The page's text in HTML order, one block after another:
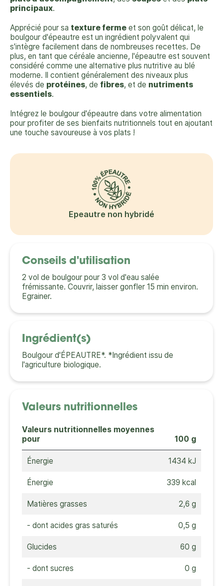
principaux.
Apprécié pour sa texture ferme et son goût délicat, le
boulgour d'épeautre est un ingrédient polyvalent qui
s'intègre facilement dans de nombreuses recettes. De
plus, en tant que céréale ancienne, l'épeautre est souvent
considéré comme une alternative plus nutritive au blé
moderne. Il contient généralement des niveaux plus
élevés de protéines, de fibres, et de nutriments
essentiels.
Intégrez le boulgour d'épeautre dans votre alimentation
pour profiter de ses bienfaits nutritionnels tout en ajoutant
une touche savoureuse à vos plats !
Epeautre non hybridé
Conseils d'utilisation
2 vol de boulgour pour 3 vol d'eau salée
frémissante. Couvrir, laisser gonfler 15 min environ.
Egrainer.
Ingrédient(s)
Boulgour d'ÉPEAUTRE*. *Ingrédient issu de
l'agriculture biologique.
Valeurs nutritionnelles
Valeurs nutritionnelles moyennes
pour
100 g
Énergie 1434 kJ
Énergie 339 kcal
Matières grasses 2,6 g
- dont acides gras saturés 0,5 g
Glucides 60 g
- dont sucres 0 g